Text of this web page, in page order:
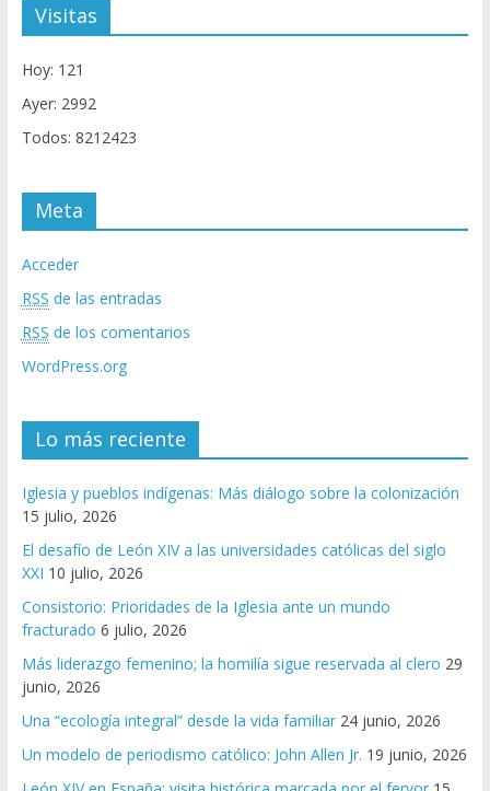
Visitas
Hoy: 121
Ayer: 2992
Todos: 8212423
Meta
Acceder
RSS de las entradas
RSS de los comentarios
WordPress.org
Lo más reciente
Iglesia y pueblos indígenas: Más diálogo sobre la colonización
15 julio, 2026
El desafío de León XIV a las universidades católicas del siglo
XXI 10 julio, 2026
Consistorio: Prioridades de la Iglesia ante un mundo
fracturado 6 julio, 2026
Más liderazgo femenino; la homilía sigue reservada al clero 29
junio, 2026
Una “ecología integral” desde la vida familiar 24 junio, 2026
Un modelo de periodismo católico: John Allen Jr. 19 junio, 2026